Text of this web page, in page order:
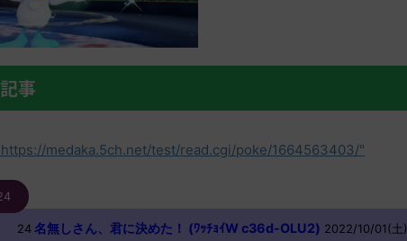
事
medaka.5ch.net/test/read.cgi/poke/1664563403/"
24名無しさん、君に決めた！ (ﾜｯﾁｮｲW c36d-OLU2) 2022/10/01(土)